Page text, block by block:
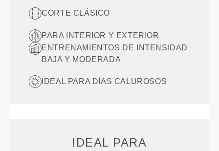
CORTE CLÁSICO
PARA INTERIOR Y EXTERIOR
ENTRENAMIENTOS DE INTENSIDAD
BAJA Y MODERADA
IDEAL PARA DÍAS CALUROSOS
IDEAL PARA